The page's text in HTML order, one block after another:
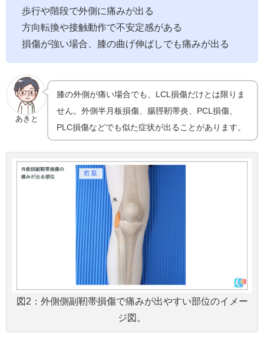
歩行や階段で外側に痛みが出る
方向転換や接触動作で不安定感がある
損傷が強い場合、膝の曲げ伸ばしでも痛みが出る
あきと
膝の外側が痛い場合でも、LCL損傷だけとは限りま
せん。外側半月板損傷、腸脛靭帯炎、PCL損傷、
PLC損傷などでも似た症状が出ることがあります。
図2：外側側副靭帯損傷で痛みが出やすい部位のイメー
ジ図。